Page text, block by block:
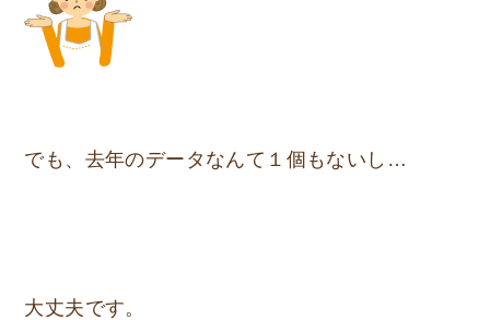
でも、去年のデータなんて１個もないし…
大丈夫です。